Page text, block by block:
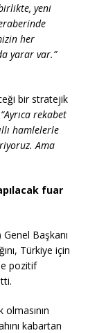
yeni
her
yarar var.”
bir stratejik
“Ayrıca rekabet
hamlelerle
Ama
fuar
Başkanı
Türkiye için
pozitif
kabartan